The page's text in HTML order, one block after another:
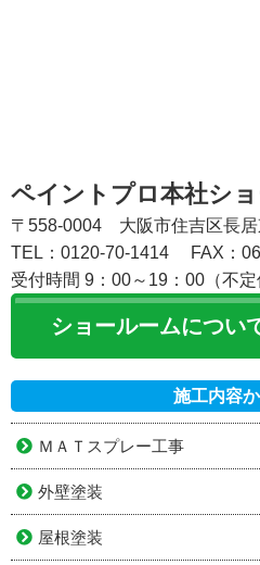
ペイントプロ本社シ
〒558-0004 大阪市住吉区長居
TEL：0120-70-1414
FAX：
受付時間 9：00～19：00（不定
ショールームについ
施工内容
ＭＡＴスプレー工事
外壁塗装
屋根塗装